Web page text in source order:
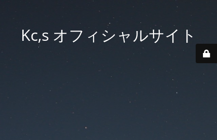
Kc,s オフィシャルサイト